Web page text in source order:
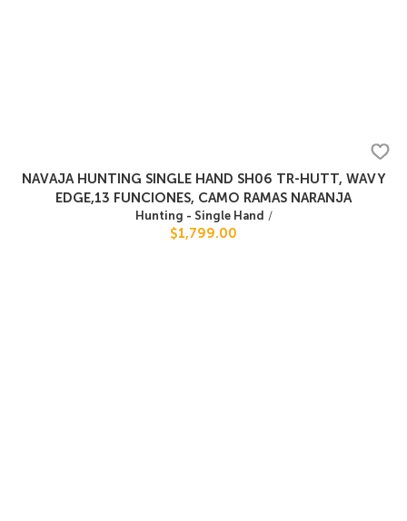
NAVAJA HUNTING SINGLE HAND SH06 TR-HUTT, WAVY
EDGE,13 FUNCIONES, CAMO RAMAS NARANJA
Hunting - Single Hand /
$1,799.00